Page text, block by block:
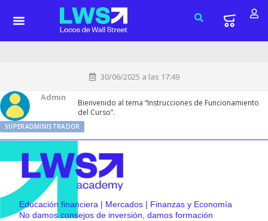
30/06/2025 a las 17:49
Admin
SUPERADMINISTRADOR
Bienvenido al tema “Instrucciones de Funcionamiento
del Curso”.
Educación financiera | Mercados | Finanzas y Economía
No damos consejos de inversión, damos formación